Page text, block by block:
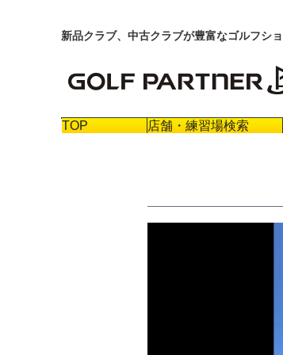
新品クラブ、中古クラブが豊富なゴルフシ
TOP 店舗・練習場検索